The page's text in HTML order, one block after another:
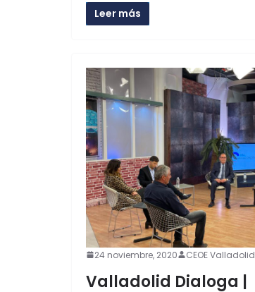
Leer más
24 noviembre, 2020 CEOE Valladolid
Valladolid Dialoga |